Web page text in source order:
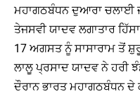
ਮਹਾਗਠਬੰਧਨ ਦੁਆਰਾ ਚਲਾਈ
ਤੇਜਸਵੀ ਯਾਦਵ ਲਗਾਤਾਰ
17 ਅਗਸਤ ਨੂੰ ਸਾਸਾਰਾਮ ਤੋਂ
ਲਾਲੂ ਪ੍ਰਸਾਦ ਯਾਦਵ ਨੇ ਹਰੀ
ਦੌਰਾਨ ਭਾਰਤ ਮਹਾਗਠਬੰਧਨ